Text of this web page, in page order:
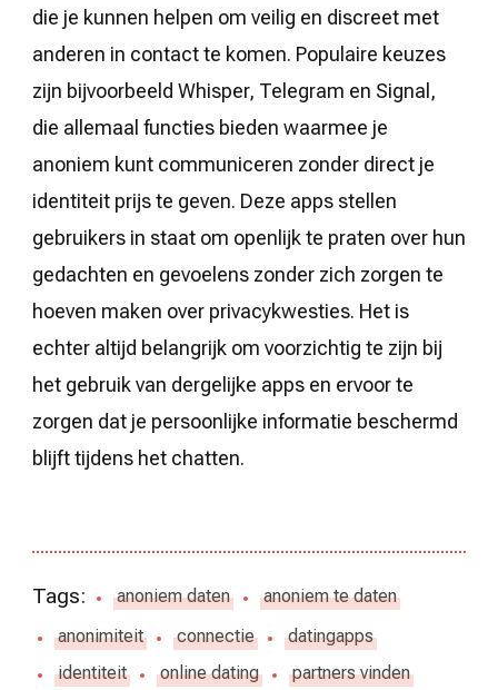
die je kunnen helpen om veilig en discreet met
anderen in contact te komen. Populaire keuzes
zijn bijvoorbeeld Whisper, Telegram en Signal,
die allemaal functies bieden waarmee je
anoniem kunt communiceren zonder direct je
identiteit prijs te geven. Deze apps stellen
gebruikers in staat om openlijk te praten over hun
gedachten en gevoelens zonder zich zorgen te
hoeven maken over privacykwesties. Het is
echter altijd belangrijk om voorzichtig te zijn bij
het gebruik van dergelijke apps en ervoor te
zorgen dat je persoonlijke informatie beschermd
blijft tijdens het chatten.
Tags: anoniem daten
anoniem te daten
anonimiteit
connectie
datingapps
identiteit
online dating
partners vinden